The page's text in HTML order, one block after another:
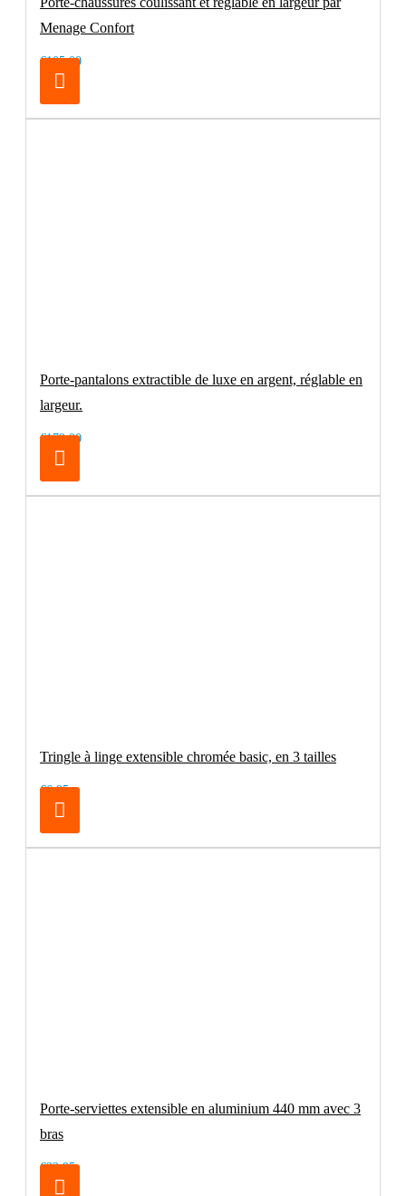
Menage Confort
€105.00
Porte-pantalons extractible de luxe en argent, réglable en
largeur.
€179.00
Tringle à linge extensible chromée basic, en 3 tailles
€6.95
Porte-serviettes extensible en aluminium 440 mm avec 3
bras
€32.95